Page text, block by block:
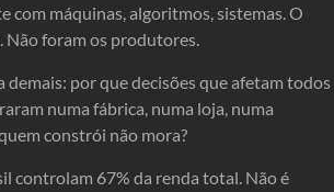
com máquinas, algoritmos, sistemas. O
Não foram os produtores.
demais: por que decisões que afetam todos
numa fábrica, numa loja, numa
constrói não mora?
controlam 67% da renda total. Não é